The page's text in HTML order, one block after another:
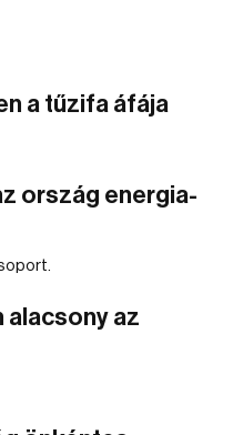
a tűzifa áfája
ország energia-
alacsony az